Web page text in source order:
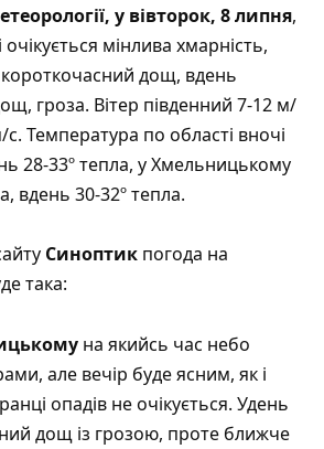
, у вівторок, 8 липня,
мінлива хмарність,
дощ, вдень
гроза. Вітер південний 7-12 м/
Температура по області вночі
28-33º тепла, у Хмельницькому
вдень 30-32º тепла.
Синоптик погода на
така:
на якийсь час небо
але вечір буде ясним, як і
опадів не очікується. Удень
дощ із грозою, проте ближче